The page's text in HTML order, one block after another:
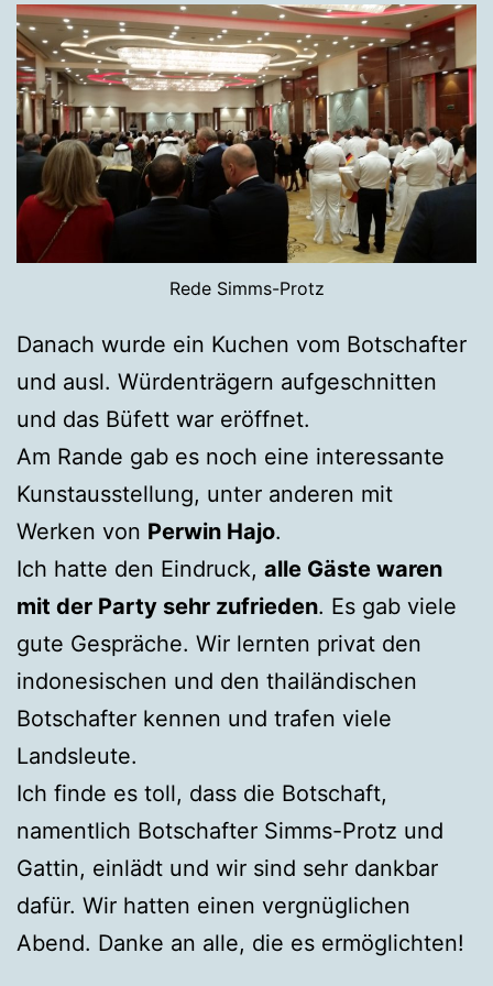
Rede Simms-Protz
Danach wurde ein Kuchen vom Botschafter
und ausl. Würdenträgern aufgeschnitten
und das Büfett war eröffnet.
Am Rande gab es noch eine interessante
Kunstausstellung, unter anderen mit
Werken von Perwin Hajo.
Ich hatte den Eindruck, alle Gäste waren
mit der Party sehr zufrieden. Es gab viele
gute Gespräche. Wir lernten privat den
indonesischen und den thailändischen
Botschafter kennen und trafen viele
Landsleute.
Ich finde es toll, dass die Botschaft,
namentlich Botschafter Simms-Protz und
Gattin, einlädt und wir sind sehr dankbar
dafür. Wir hatten einen vergnüglichen
Abend. Danke an alle, die es ermöglichten!